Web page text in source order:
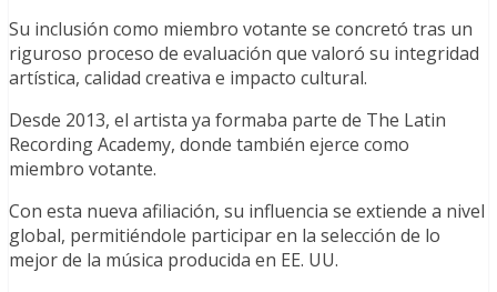
Su inclusión como miembro votante se concretó tras un
riguroso proceso de evaluación que valoró su integridad
artística, calidad creativa e impacto cultural.
Desde 2013, el artista ya formaba parte de The Latin
Recording Academy, donde también ejerce como
miembro votante.
Con esta nueva afiliación, su influencia se extiende a nivel
global, permitiéndole participar en la selección de lo
mejor de la música producida en EE. UU.